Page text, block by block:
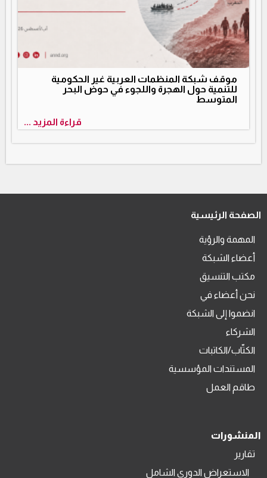
موقف شبكة المنظمات العربية غير الحكومية
للتنمية حول الهجرة واللجوء في حوض البحر
المتوسط
قراءة المزيد ...
الصفحة الرئيسية
المهمة والرؤية
أعضاء الشبكة
مكتب التنسيق
نحن أعضاء في
انضموا إلى الشبكة
الشركاء
الكتّاب/الكاتبات
المستندات المؤسسية
طاقم العمل
المنشورات
تقارير
الاستعراض الدوري الشامل